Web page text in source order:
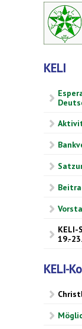
KELI
KELI-
19.-
KELI-